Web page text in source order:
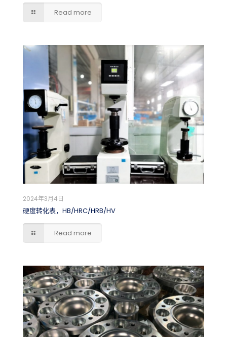
Read more
2024年3月4日
硬度转化表，HB/HRC/HRB/HV
Read more